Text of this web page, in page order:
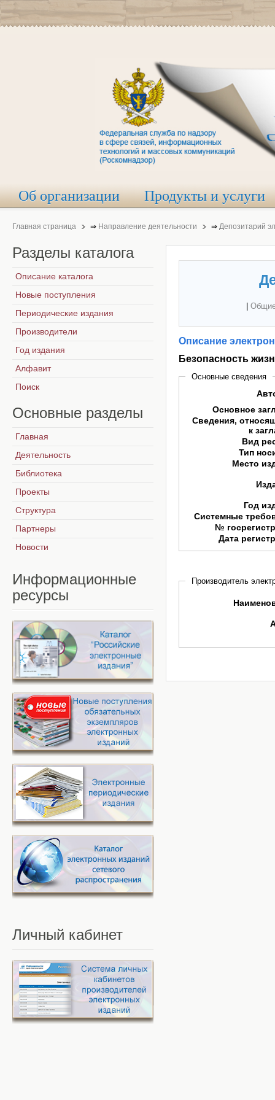
Об организации Продукты и услуги
Главная страница ⇒ Направление деятельности ⇒ Депозитарий
Описание
Безопасность
Основные сведения
Основное
Сведения,
к
Вид
Тип
Место
Год
Системные
№
Дата
Производитель
Разделы каталога
Описание каталога
Новые поступления
Периодические издания
Производители
Год издания
Алфавит
Поиск
Основные разделы
Главная
Деятельность
Библиотека
Проекты
Структура
Партнеры
Новости
Информационные
ресурсы
Личный кабинет